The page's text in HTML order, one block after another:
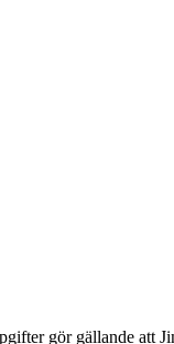
gör gällande att